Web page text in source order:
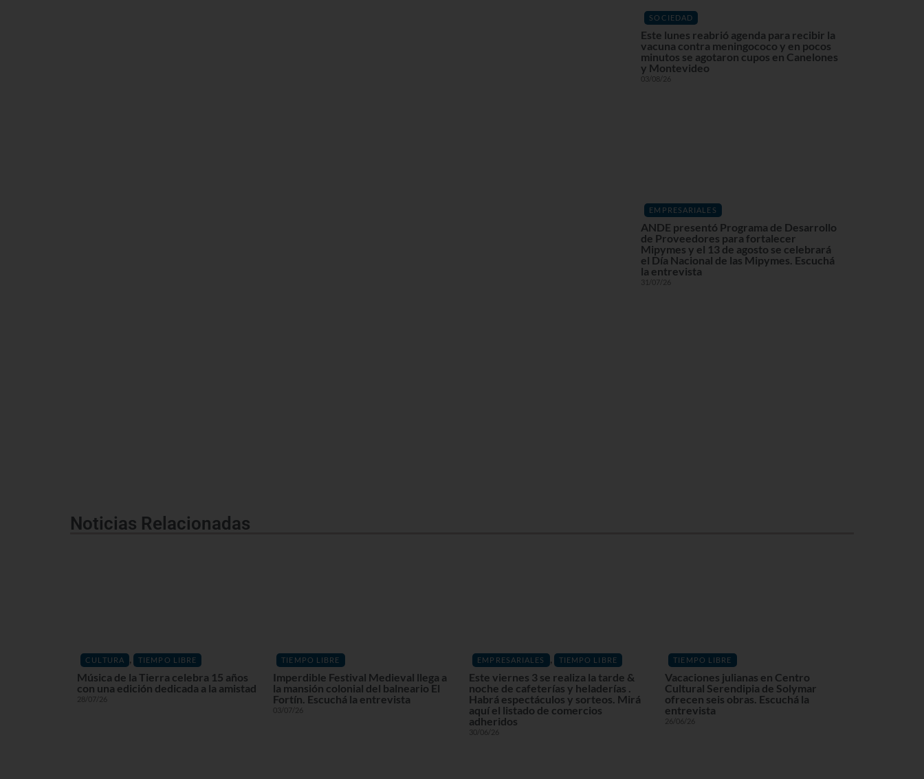
SOCIEDAD
Este lunes reabrió agenda para recibir la
vacuna contra meningococo y en pocos
minutos se agotaron cupos en Canelones
y Montevideo
03/08/26
EMPRESARIALES
ANDE presentó Programa de Desarrollo
de Proveedores para fortalecer
Mipymes y el 13 de agosto se celebrará
el Día Nacional de las Mipymes. Escuchá
la entrevista
31/07/26
Noticias Relacionadas
CULTURA , TIEMPO LIBRE
Música de la Tierra celebra 15 años
con una edición dedicada a la amistad
28/07/26
TIEMPO LIBRE
Imperdible Festival Medieval llega a
la mansión colonial del balneario El
Fortín. Escuchá la entrevista
03/07/26
EMPRESARIALES , TIEMPO LIBRE
Este viernes 3 se realiza la tarde &
noche de cafeterías y heladerías .
Habrá espectáculos y sorteos. Mirá
aquí el listado de comercios
adheridos
30/06/26
TIEMPO LIBRE
Vacaciones julianas en Centro
Cultural Serendipia de Solymar
ofrecen seis obras. Escuchá la
entrevista
26/06/26